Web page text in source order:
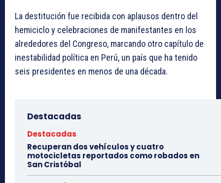
La destitución fue recibida con aplausos dentro del
hemiciclo y celebraciones de manifestantes en los
alrededores del Congreso, marcando otro capítulo de
inestabilidad política en Perú, un país que ha tenido
seis presidentes en menos de una década.
Destacadas
Destacadas
Recuperan dos vehículos y cuatro
motocicletas reportados como robados en
San Cristóbal